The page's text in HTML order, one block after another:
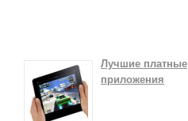
Лучшие платные
приложения